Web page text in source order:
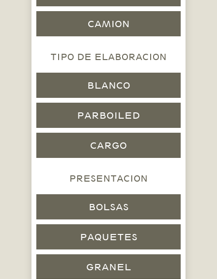
CAMION
TIPO DE ELABORACION
BLANCO
PARBOILED
CARGO
PRESENTACION
BOLSAS
PAQUETES
GRANEL